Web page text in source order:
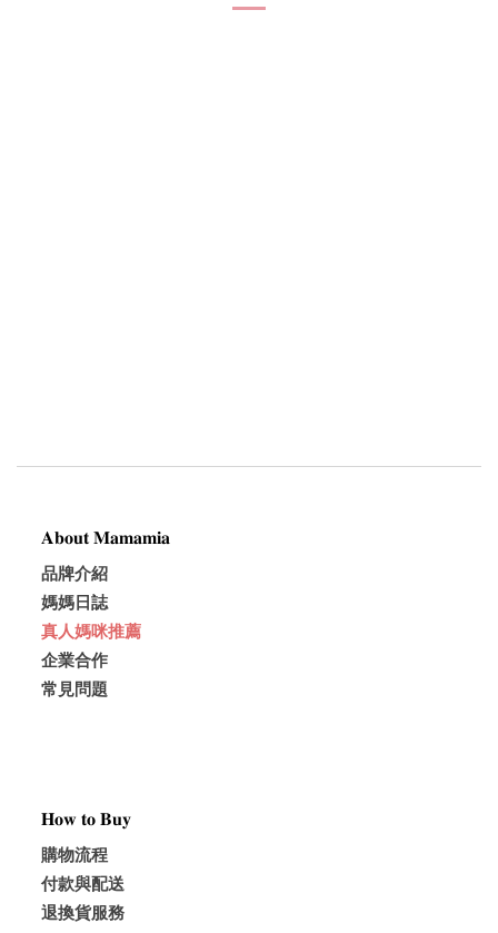
𝐀𝐛𝐨𝐮𝐭 𝐌𝐚𝐦𝐚𝐦𝐢𝐚
品牌介紹
媽媽日誌
真人媽咪推薦
企業合作
常見問題
𝐇𝐨𝐰 𝐭𝐨 𝐁𝐮𝐲
購物流程
付款與配送
退換貨服務